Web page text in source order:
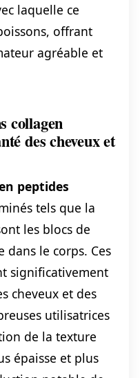
laquelle ce
offrant
agréable et
collagen
des cheveux et
peptides
tels que la
les blocs de
le corps. Ces
significativement
cheveux et des
utilisatrices
de la texture
épaisse et plus